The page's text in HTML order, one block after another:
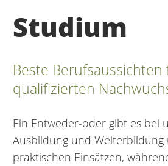
Studium
Beste Berufsaussichten
qualifizierten
Ein Entweder-oder gibt es bei
Ausbildung und
praktischen Einsätzen,